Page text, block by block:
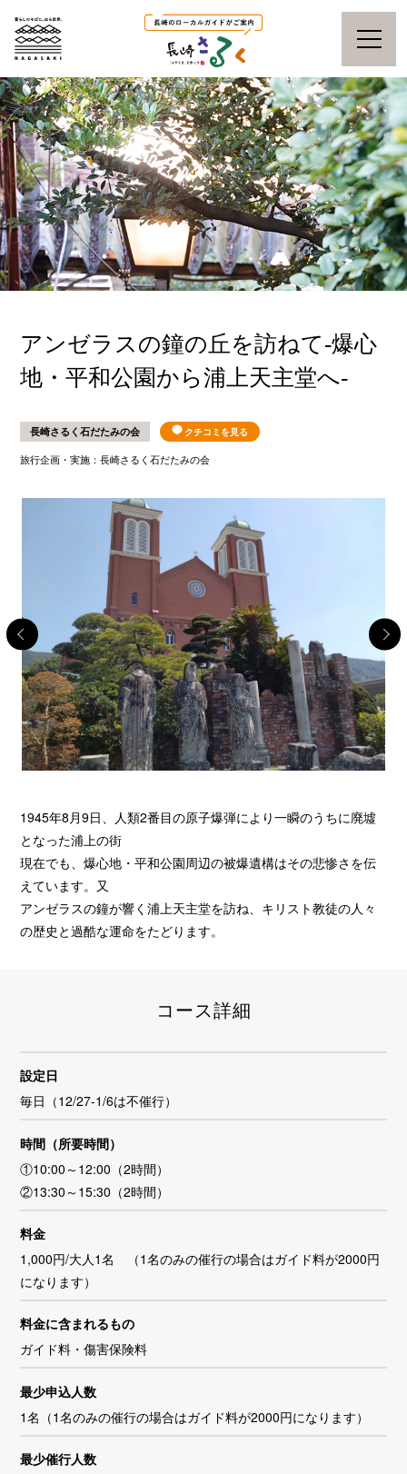
アンゼラスの鐘の丘を訪ねて-爆心
地・平和公園から浦上天主堂へ-
長崎さるく石だたみの会 クチコミを見る
旅行企画・実施：長崎さるく石だたみの会
1945年8月9日、人類2番目の原子爆弾により一瞬のうちに廃墟
となった浦上の街
現在でも、爆心地・平和公園周辺の被爆遺構はその悲惨さを伝
えています。又
アンゼラスの鐘が響く浦上天主堂を訪ね、キリスト教徒の人々
の歴史と過酷な運命をたどります。
コース詳細
設定日
毎日（12/27-1/6は不催行）
時間（所要時間）
①10:00～12:00（2時間）
②13:30～15:30（2時間）
料金
1,000円/大人1名 （1名のみの催行の場合はガイド料が2000円
になります）
料金に含まれるもの
ガイド料・傷害保険料
最少申込人数
1名（1名のみの催行の場合はガイド料が2000円になります）
最少催行人数